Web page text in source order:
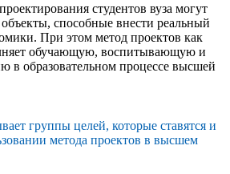
студентов вуза могут
способные внести реальный
При этом метод проектов как
обучающую, воспитывающую и
образовательном процессе высшей
группы целей, которые ставятся и
метода проектов в высшем